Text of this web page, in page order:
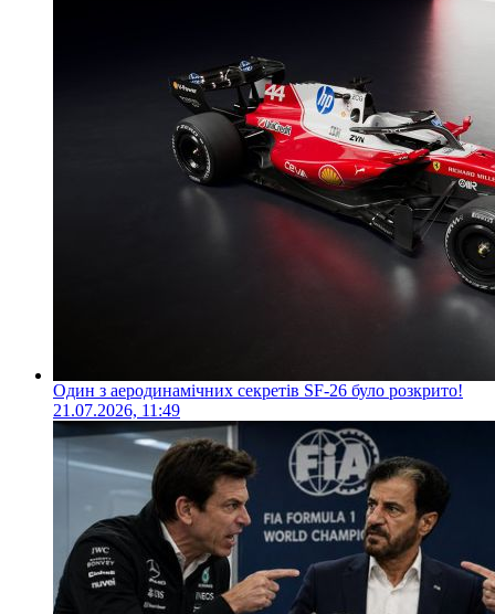
Один з аеродинамічних секретів SF-26 було розкрито!
21.07.2026, 11:49